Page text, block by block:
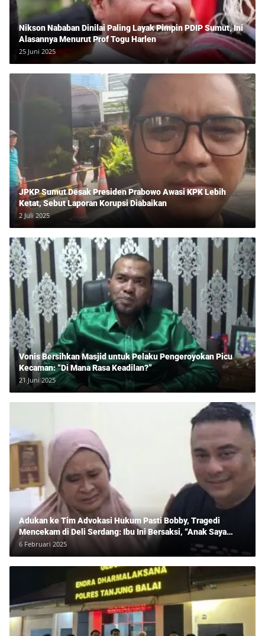
Nikson Nababan Dinilai Paling Layak Pimpin PDIP Sumut, Ini
Alasannya Menurut Prof Togu Harlen
25 Juni 2025
JPKP Sumut Desak Presiden Prabowo Awasi KPK Lebih
Ketat, Sebut Laporan Korupsi Diabaikan
2 Juli 2025
Vonis Bersihkan Masjid untuk Pelaku Pengeroyokan Picu
Kecaman: “Di Mana Rasa Keadilan?”
21 Juni 2025
Adukan ke Tim Advokasi Hukum Pasti Bobby, Tragedi
Mencekam di Deli Serdang: Ibu Ini Bersaksi, “Anak Saya
Ditangkap Tanpa Bukti dan Bukan Bandar Narkoba!”
6 Februari 2025